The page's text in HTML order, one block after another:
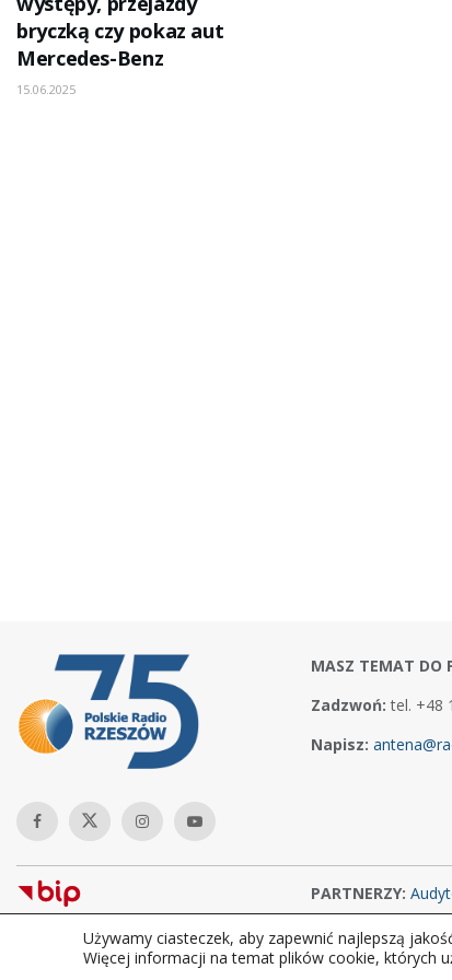
bryczką czy pokaz aut
Mercedes-Benz
15.06.2025
MASZ TEMAT DO
Zadzwoń: tel. +48
Napisz:
PARTNERZY:
Copyright © 2026Polskie Radio Rzeszów S.A. w likwidacj.
Używamy ciasteczek, aby zapewnić najlepszą
Więcej informacji na temat plików cookie, których